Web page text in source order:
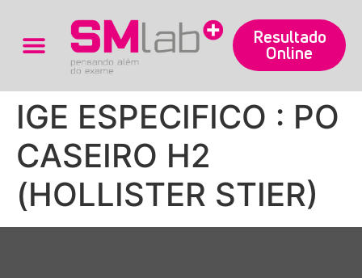
Resultado
Online
IGE ESPECIFICO : PO
CASEIRO H2
(HOLLISTER STIER)